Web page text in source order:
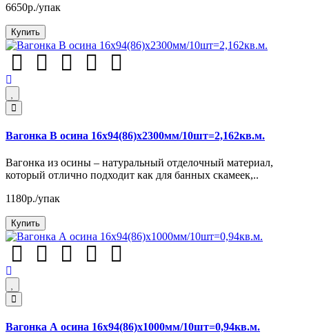
6650р./упак
Купить
Вагонка В осина 16х94(86)х2300мм/10шт=2,162кв.м.
Вагонка из осины – натуральный отделочный материал,
который отлично подходит как для банных скамеек,..
1180р./упак
Купить
Вагонка А осина 16х94(86)х1000мм/10шт=0,94кв.м.